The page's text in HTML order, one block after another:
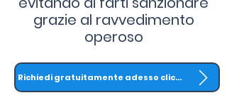
grazie al ravvedimento
operoso
Richiedi gratuitamente adesso clicca QUI